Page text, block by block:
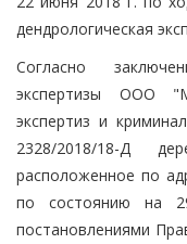
дендрологическая
Согласно
экспертизы ООО
экспертиз и
2328/2018/18-Д
расположенное по
по состоянию на
постановлениями